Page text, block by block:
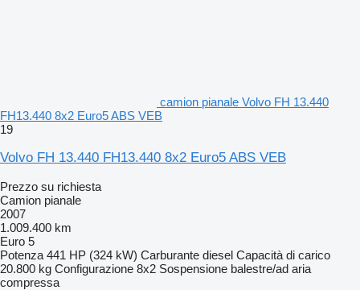
camion pianale Volvo FH 13.440
FH13.440 8x2 Euro5 ABS VEB
19
Volvo FH 13.440 FH13.440 8x2 Euro5 ABS VEB
Prezzo su richiesta
Camion pianale
2007
1.009.400 km
Euro 5
Potenza 441 HP (324 kW) Carburante diesel Capacità di carico
20.800 kg Configurazione 8x2 Sospensione balestre/ad aria
compressa